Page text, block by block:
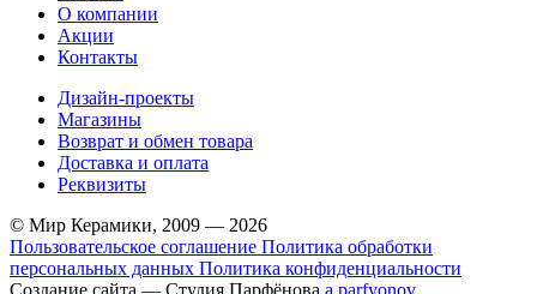
О компании
Акции
Контакты
Дизайн-проекты
Магазины
Возврат и обмен товара
Доставка и оплата
Реквизиты
© Мир Керамики, 2009 — 2026
Пользовательское соглашение Политика обработки
персональных данных Политика конфиденциальности
Создание сайта — Cтудия Парфёнова a .parfyonov